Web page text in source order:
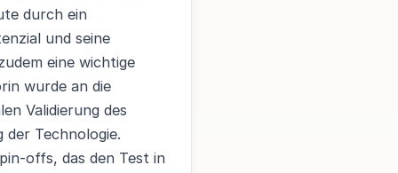
durch ein
und seine
eine wichtige
wurde an die
Validierung des
der Technologie.
offs, das den Test in